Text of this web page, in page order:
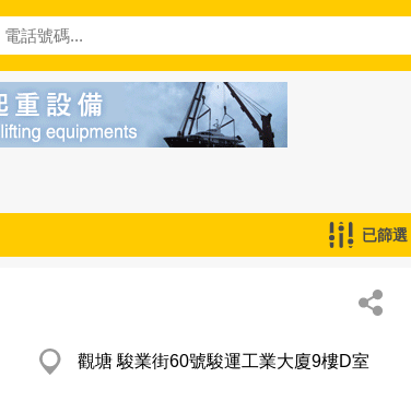
已篩選
觀塘 駿業街60號駿運工業大廈9樓D室